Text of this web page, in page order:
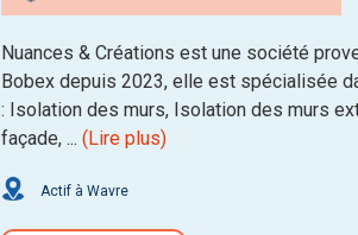
Nuances & Créations est une société
Bobex depuis 2023, elle est spécialisée
: Isolation des murs, Isolation des murs
façade, ...(Lire plus)
Actif à Wavre